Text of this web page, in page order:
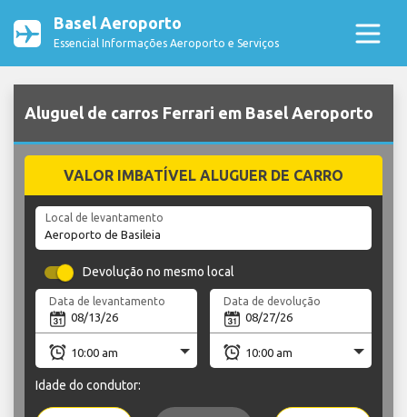
Basel Aeroporto
Essencial Informações Aeroporto e Serviços
Aluguel de carros Ferrari em Basel Aeroporto
VALOR IMBATÍVEL ALUGUER DE CARRO
Local de levantamento
Devolução no mesmo local
Data de levantamento Data de devolução
Idade do condutor: